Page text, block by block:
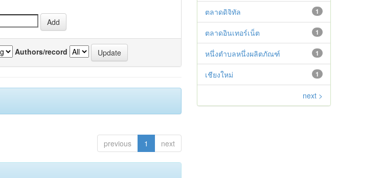
Authors/record
previous 1 next
1
ตลาดดิจิทัล
1
ตลาดอินเทอร์เน็ต
1
หนึ่งตำบลหนึ่งผลิตภัณฑ์
1
เชียงใหม่
next >